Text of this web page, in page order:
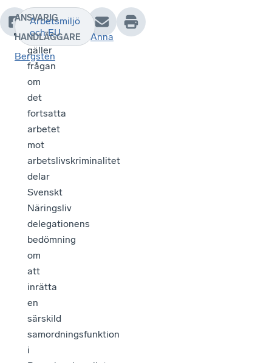
Vad
gäller
frågan
om
det
fortsatta
arbetet
mot
arbetslivskriminalitet
delar
Svenskt
Näringsliv
delegationens
bedömning
om
att
inrätta
en
särskild
samordningsfunktion
i
Arbetsmiljö
och EU
ANSVARIG
HANDLÄGGARE
Anna
Bergsten